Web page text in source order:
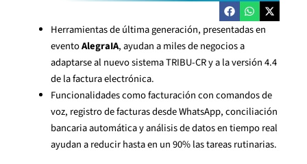
Herramientas de última generación, presentadas en
eventoAlegraIA, ayudan a miles de negocios a
adaptarse al nuevo sistema TRIBU-CR y a la versión 4.4
de la factura electrónica.
Funcionalidades como facturación con comandos de
voz, registro de facturas desde WhatsApp, conciliación
bancaria automática y análisis de datos en tiempo real
ayudan a reducir hasta en un 90% las tareas rutinarias.